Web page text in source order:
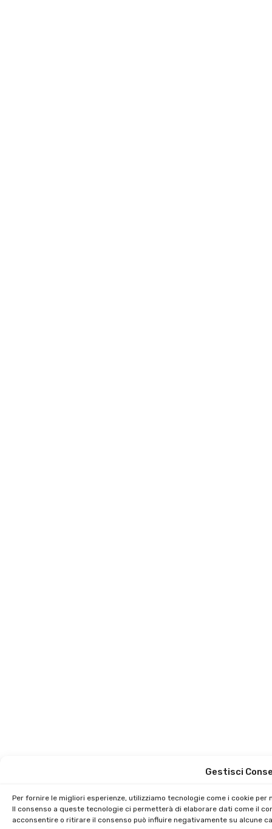
Gestisci
Per fornire le migliori esperienze, utilizziamo tecnologie come i cookie
Il consenso a queste tecnologie ci permetterà di elaborare dati come il
acconsentire o ritirare il consenso può influire negativamente su alcune